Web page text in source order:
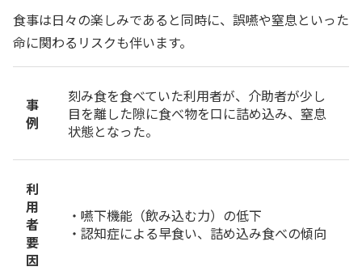
食事は日々の楽しみであると同時に、誤嚥や窒息といった
命に関わるリスクも伴います。
事
例
刻み食を食べていた利用者が、介助者が少し
目を離した隙に食べ物を口に詰め込み、窒息
状態となった。
利
用
者
要
因
・嚥下機能（飲み込む力）の低下
・認知症による早食い、詰め込み食べの傾向